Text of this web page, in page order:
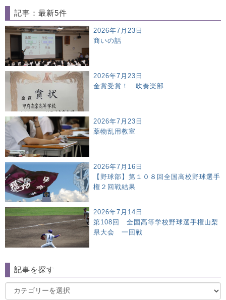
記事：最新5件
2026年7月23日
商いの話
2026年7月23日
金賞受賞！ 吹奏楽部
2026年7月23日
薬物乱用教室
2026年7月16日
【野球部】第１０８回全国高校野球選手
権２回戦結果
2026年7月14日
第108回 全国高等学校野球選手権山梨
県大会 一回戦
記事を探す